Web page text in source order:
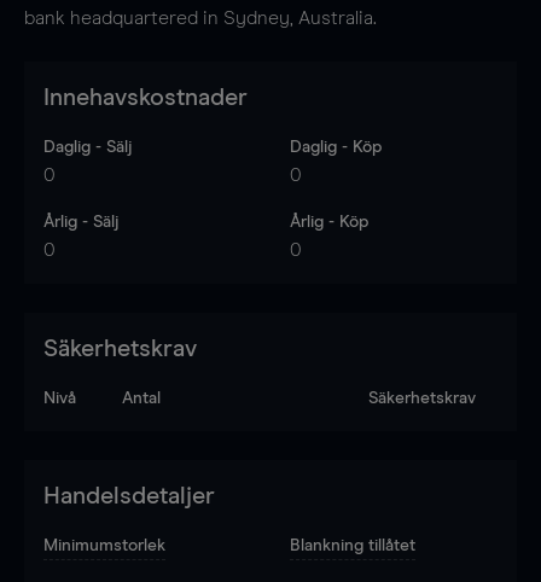
bank headquartered in Sydney, Australia.
Innehavskostnader
Daglig - Sälj
0
Daglig - Köp
0
Årlig - Sälj
0
Årlig - Köp
0
Säkerhetskrav
Nivå Antal Säkerhetskrav
Handelsdetaljer
Minimumstorlek Blankning tillåtet